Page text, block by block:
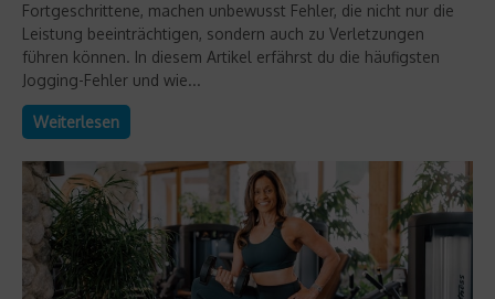
Fortgeschrittene, machen unbewusst Fehler, die nicht nur die
Leistung beeinträchtigen, sondern auch zu Verletzungen
führen können. In diesem Artikel erfährst du die häufigsten
Jogging-Fehler und wie...
Weiterlesen